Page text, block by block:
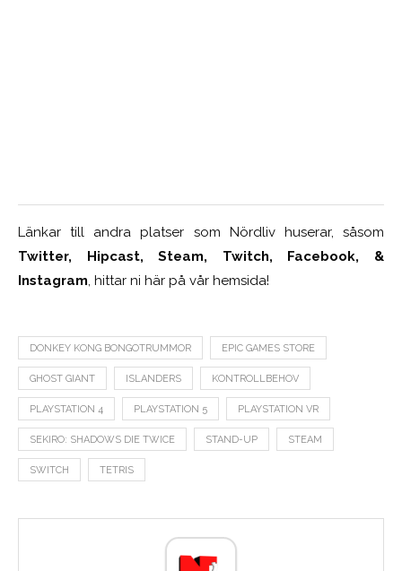
Länkar till andra platser som Nördliv huserar, såsom
Twitter, Hipcast, Steam, Twitch, Facebook, &
Instagram, hittar ni här på vår hemsida!
DONKEY KONG BONGOTRUMMOR EPIC GAMES STORE
GHOST GIANT ISLANDERS KONTROLLBEHOV
PLAYSTATION 4 PLAYSTATION 5 PLAYSTATION VR
SEKIRO: SHADOWS DIE TWICE STAND-UP STEAM
SWITCH TETRIS